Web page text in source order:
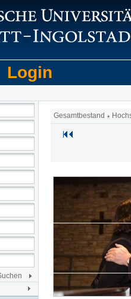
Login
Gesamtbestand